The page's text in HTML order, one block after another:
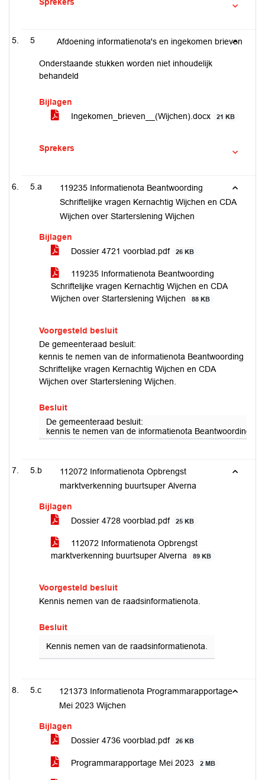
5 Afdoening informatienota's en ingekomen brieven
Onderstaande stukken worden niet inhoudelijk
behandeld
Bijlagen
Ingekomen_brieven__(Wijchen).docx
21 KB
Sprekers
5.a
119235 Informatienota Beantwoording
Schriftelijke vragen Kernachtig Wijchen en CDA
Wijchen over Starterslening Wijchen
Bijlagen
Dossier 4721 voorblad.pdf
26 KB
119235 Informatienota Beantwoording
Schriftelijke vragen Kernachtig Wijchen en CDA
Wijchen over Starterslening Wijchen
88 KB
Voorgesteld besluit
De gemeenteraad besluit:
kennis te nemen van de informatienota Beantwoording
Schriftelijke vragen Kernachtig Wijchen en CDA
Wijchen over Starterslening Wijchen.
Besluit
De gemeenteraad besluit:
kennis te nemen van de informatienota Beantwoording
5.b
112072 Informatienota Opbrengst
marktverkenning buurtsuper Alverna
Bijlagen
Dossier 4728 voorblad.pdf
25 KB
112072 Informatienota Opbrengst
marktverkenning buurtsuper Alverna
89 KB
Voorgesteld besluit
Kennis nemen van de raadsinformatienota.
Besluit
Kennis nemen van de raadsinformatienota.
5.c
121373 Informatienota Programmarapportage
Mei 2023 Wijchen
Bijlagen
Dossier 4736 voorblad.pdf
26 KB
Programmarapportage Mei 2023 2 MB